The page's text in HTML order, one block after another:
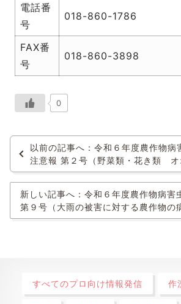
電話番
号
018-860-1786
FAX番
号
018-860-3898
0
以前の記事へ：令和６年度農作物病
注意報 第２号（野菜類・花き類 オ
新しい記事へ：令和６年度農作物病害
第９号（大雨の被害に対する農作物の
すべてのプロ向け情報発信 作